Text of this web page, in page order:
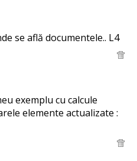
se află documentele.. L4
exemplu cu calcule
elemente actualizate :